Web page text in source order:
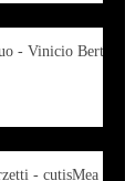
- Vinicio Berti
- cutisMea